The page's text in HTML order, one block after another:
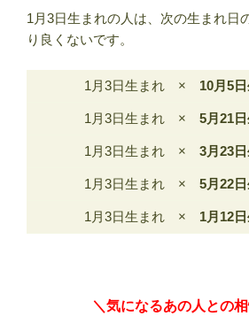
1月3日生まれの人は、次の生まれ日
り良くないです。
1月3日生まれ × 10月5
1月3日生まれ × 5月21
1月3日生まれ × 3月23
1月3日生まれ × 5月22
1月3日生まれ × 1月12
＼気になるあの人との